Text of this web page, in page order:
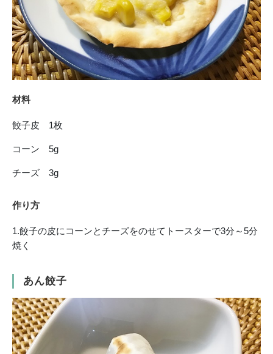
材料
餃子皮 1枚
コーン 5g
チーズ 3g
作り方
1.餃子の皮にコーンとチーズをのせてトースターで3分～5分
焼く
あん餃子